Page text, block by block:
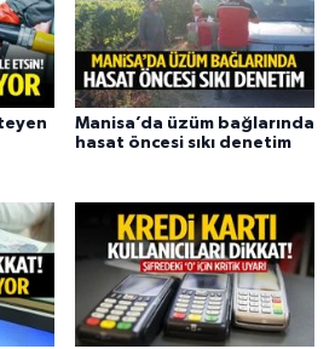
Manisa’da üzüm bağlarında
hasat öncesi sıkı denetim